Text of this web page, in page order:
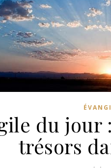
du jour
trésors